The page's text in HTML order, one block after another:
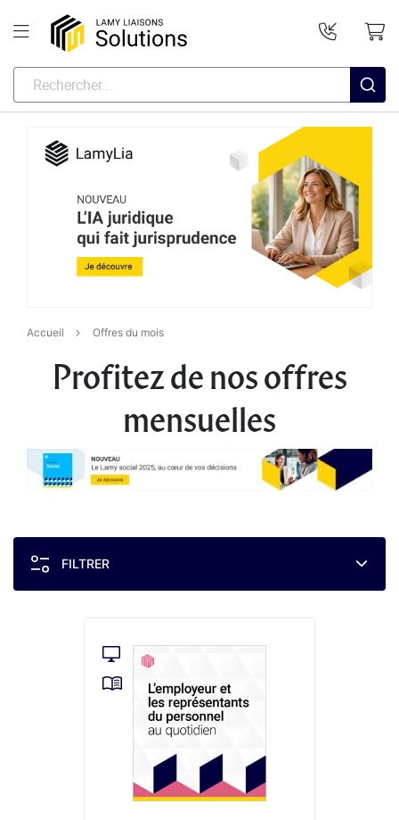
Accueil Offres du mois
Profitez de nos offres
mensuelles
FILTRER